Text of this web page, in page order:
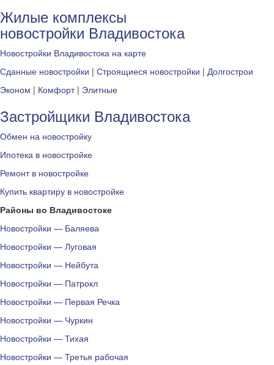
Жилые комплексы
новостройки Владивостока
Новостройки Владивостока на карте
Сданные новостройки | Строящиеся новостройки | Долгострои
Эконом | Комфорт| Элитные
Застройщики Владивостока
Обмен на новостройку
Ипотека в новостройке
Ремонт в новостройке
Купить квартиру в новостройке
Районы во Владивостоке
Новостройки — Баляева
Новостройки — Луговая
Новостройки — Нейбута
Новостройки — Патрокл
Новостройки — Первая Речка
Новостройки — Чуркин
Новостройки — Тихая
Новостройки — Третья рабочая